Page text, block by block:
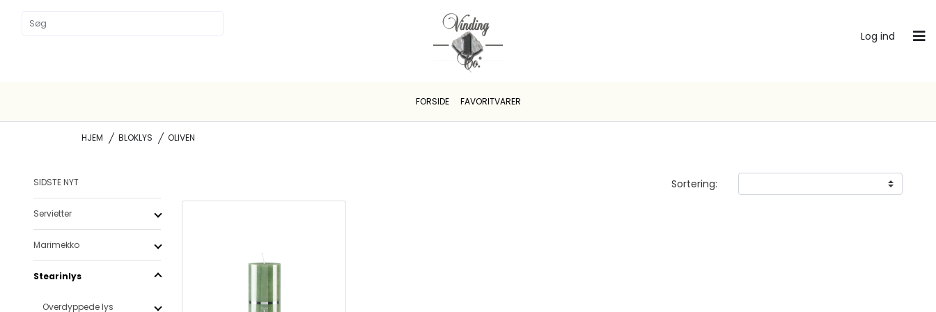
Log ind
FORSIDE FAVORITVARER
HJEM BLOKLYS OLIVEN
SIDSTE NYT
Servietter
Marimekko
Stearinlys
Overdyppede lys
Sortering: